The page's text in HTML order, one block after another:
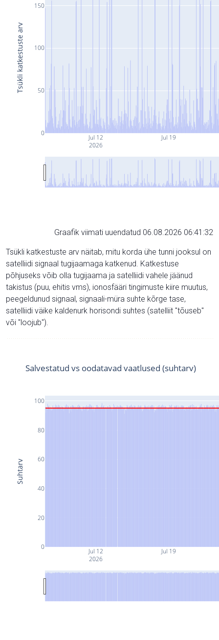
Jul 12
2026
Jul 19
0
50
100
150
Tsükli katkestuste arv
Graafik viimati uuendatud 06.08.2026 06:41:32
Tsükli katkestuste arv näitab, mitu korda ühe tunni jooksul on
satelliidi signaal tugijaamaga katkenud. Katkestuse
põhjuseks võib olla tugijaama ja satelliidi vahele jäänud
takistus (puu, ehitis vms), ionosfääri tingimuste kiire muutus,
peegeldunud signaal, signaali-müra suhte kõrge tase,
satelliidi väike kaldenurk horisondi suhtes (satelliit "tõuseb"
või "loojub").
Jul 12
2026
Jul 19
0
20
40
60
80
100
Salvestatud vs oodatavad vaatlused (suhtarv)
Suhtarv